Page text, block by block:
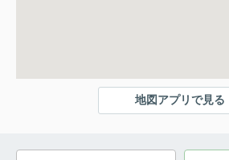
地図アプリで見る